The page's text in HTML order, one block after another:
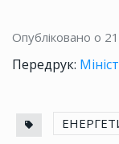
Опубліковано о
Передрук: